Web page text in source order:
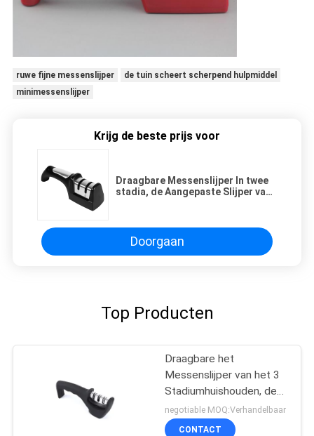
ruwe fijne messenslijper
de tuin scheert scherpend hulpmiddel
minimessenslijper
Krijg de beste prijs voor
Draagbare Messenslijper In twee
stadia, de Aangepaste Slijper van
Doorgaan
Top Producten
Draagbare het
Messenslijper van het 3
Stadiumhuishouden, de
Handbediende Slijper van
het Wolframcarbide
negotiable MOQ:Verhandelbaar
CONTACT